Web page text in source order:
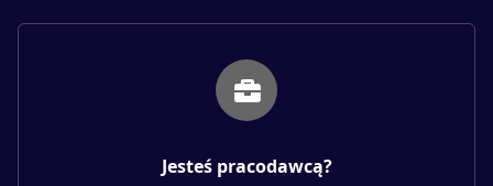
Jesteś pracodawcą?